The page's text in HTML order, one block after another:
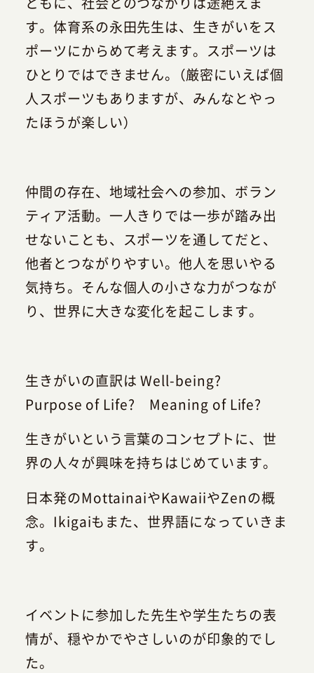
す。体育系の永田先生は、生きがいをス
ポーツにからめて考えます。スポーツは
ひとりではできません。（厳密にいえば個
人スポーツもありますが、みんなとやっ
たほうが楽しい）
仲間の存在、地域社会への参加、ボラン
ティア活動。一人きりでは一歩が踏み出
せないことも、スポーツを通してだと、
他者とつながりやすい。他人を思いやる
気持ち。そんな個人の小さな力がつなが
り、世界に大きな変化を起こします。
生きがいの直訳は Well-being?
Purpose of Life? Meaning of Life?
生きがいという言葉のコンセプトに、世
界の人々が興味を持ちはじめています。
日本発のMottainaiやKawaiiやZenの概
念。Ikigaiもまた、世界語になっていきま
す。
イベントに参加した先生や学生たちの表
情が、穏やかでやさしいのが印象的でし
た。